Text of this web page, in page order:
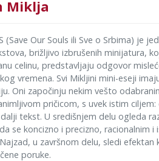
Miklja
(Save Our Souls ili Sve o Srbima) je
brižljivo izbrušenih minijatura,
celinu, predstavljaju odgovor
vremena. Svi Mikljini mini-eseji
Oni započinju nekim vešto
pričicom, s uvek istim
tekst. U središnjem delu ogleda
se koncizno i precizno, racionalnim
u završnom delu, sledi
poruke.